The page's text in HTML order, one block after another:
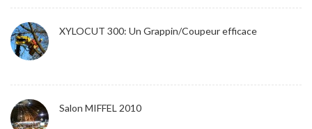
XYLOCUT 300: Un Grappin/Coupeur efficace
Salon MIFFEL 2010